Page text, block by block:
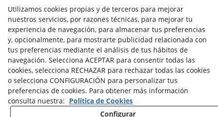
Aviso Legal
Política de Redes Sociales
Clausula Mail y Factura
Condiciones de compra
Derecho de desestimiento
Política de Privacidad
Política de cookies
Utilizamos cookies propias y de terceros para mejorar
nuestros servicios, por razones técnicas, para mejorar tu
experiencia de navegación, para almacenar tus preferencias
y, opcionalmente, para mostrarte publicidad relacionada con
tus preferencias mediante el análisis de tus hábitos de
navegación. Selecciona ACEPTAR para consentir todas las
cookies, selecciona RECHAZAR para rechazar todas las cookies
o selecciona CONFIGURACIÓN para personalizar tus
preferencias de cookies. Para obtener más información
consulta nuestra: Política de Cookies
Configurar